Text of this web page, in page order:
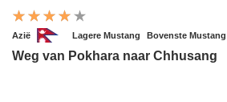
Azië Lagere Mustang Bovenste Mustang
Weg van Pokhara naar Chhusang